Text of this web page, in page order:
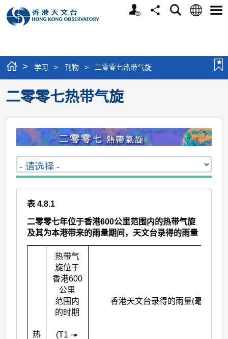
个
分
搜
语
选
> 学习 > 刊物 > 二零零七热带气旋
二零零七热带气旋
表 4.8.1
二零零七年位于香港600公里范围内的热带气旋
及其为本港带来的雨量期间，天文台录得的雨量
热
热带气
旋位于
香港600
公里
范围内
的时期
(T1
香港天文台录得的雨量(毫米)